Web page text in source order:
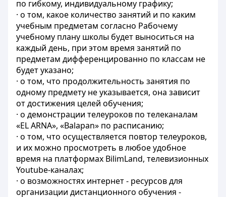
по гибкому, индивидуальному графику;
· о том, какое количество занятий и по каким
учебным предметам согласно Рабочему
учебному плану школы будет выноситься на
каждый день, при этом время занятий по
предметам дифференцированно по классам не
будет указано;
· о том, что продолжительность занятия по
одному предмету не указывается, она зависит
от достижения целей обучения;
· о демонстрации телеуроков по телеканалам
«EL ARNA», «Balapan» по расписанию;
· о том, что осуществляется повтор телеуроков,
и их можно просмотреть в любое удобное
время на платформах BilimLand, телевизионных
Youtube-каналах;
· о возможностях интернет - ресурсов для
организации дистанционного обучения -